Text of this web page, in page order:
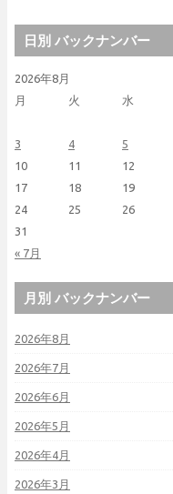
日別 バックナンバー
2026年8月
月
火 水
« 7月
3
4 5
10
11 12
17
18 19
24
25 26
31
月別 バックナンバー
2026年8月
2026年7月
2026年6月
2026年5月
2026年4月
2026年3月